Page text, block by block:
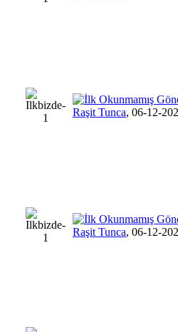
Raşit Tunca, 06-12-
Raşit Tunca, 06-12-